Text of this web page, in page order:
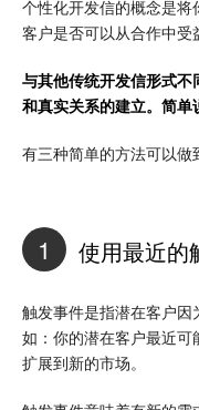
个性化开发信的概念是
客户是否可以从合作中受
与其他传统开发信形式
和真实关系的建立。简单
有三种简单的方法可以做
1 使用最近的
触发事件是指潜在客户
如：你的潜在客户最近
扩展到新的市场。